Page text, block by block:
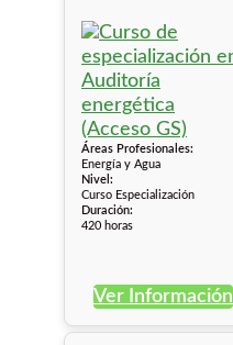
Áreas Profesionales:
Energía y Agua
Nivel:
Curso Especialización
Duración:
420 horas
Ver Información